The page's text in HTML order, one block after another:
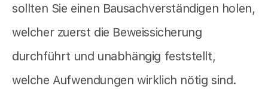
sollten Sie einen Bausachverständigen holen,
welcher zuerst die Beweissicherung
durchführt und unabhängig feststellt,
welche Aufwendungen wirklich nötig sind.